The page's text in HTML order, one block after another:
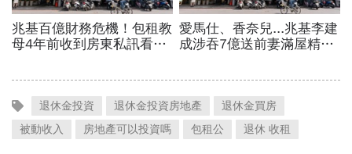
退休金投資 退休金投資房地產
退休金買房
被動收入
房地產可以投資嗎 包租公 退休 收租